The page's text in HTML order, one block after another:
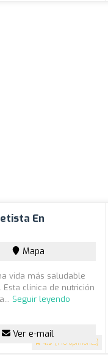
En
4.9 (140 opiniones)
Mapa
vida más saludable
clínica de nutrición
Seguir leyendo
Ver e-mail